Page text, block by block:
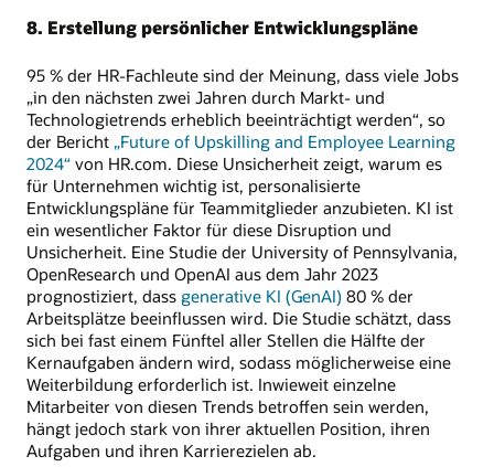
8. Erstellung persönlicher Entwicklungspläne
95 % der HR-Fachleute sind der Meinung, dass viele Jobs
„in den nächsten zwei Jahren durch Markt- und
Technologietrends erheblich beeinträchtigt werden“, so
der Bericht „Future of Upskilling and Employee Learning
2024“ von HR.com. Diese Unsicherheit zeigt, warum es
für Unternehmen wichtig ist, personalisierte
Entwicklungspläne für Teammitglieder anzubieten. KI ist
ein wesentlicher Faktor für diese Disruption und
Unsicherheit. Eine Studie der University of Pennsylvania,
OpenResearch und OpenAI aus dem Jahr 2023
prognostiziert, dass generative KI (GenAI) 80 % der
Arbeitsplätze beeinflussen wird. Die Studie schätzt, dass
sich bei fast einem Fünftel aller Stellen die Hälfte der
Kernaufgaben ändern wird, sodass möglicherweise eine
Weiterbildung erforderlich ist. Inwieweit einzelne
Mitarbeiter von diesen Trends betroffen sein werden,
hängt jedoch stark von ihrer aktuellen Position, ihren
Aufgaben und ihren Karrierezielen ab.